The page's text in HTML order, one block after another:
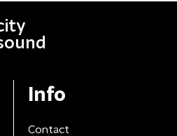
Info
Contact